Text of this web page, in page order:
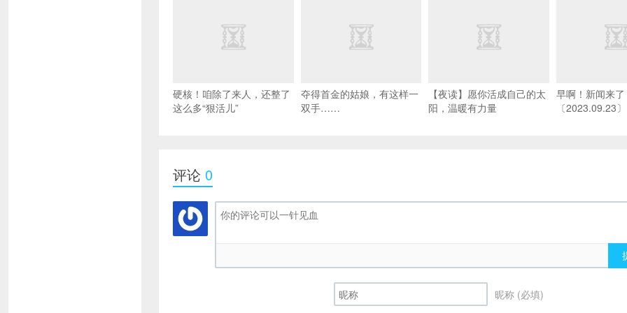
硬核！咱除了来人，还整了
这么多“狠活儿”
夺得首金的姑娘，有这样一
双手……
【夜读】愿你活成自己的太
阳，温暖有力量
早啊！新闻来了
〔2023.09.23〕
评论 0
昵称 (必填)